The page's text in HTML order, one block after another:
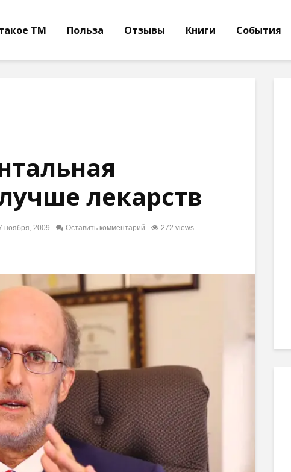
ТМ Польза Отзывы Книги События
лекарств
ноября, 2009 Оставить комментарий
272 views